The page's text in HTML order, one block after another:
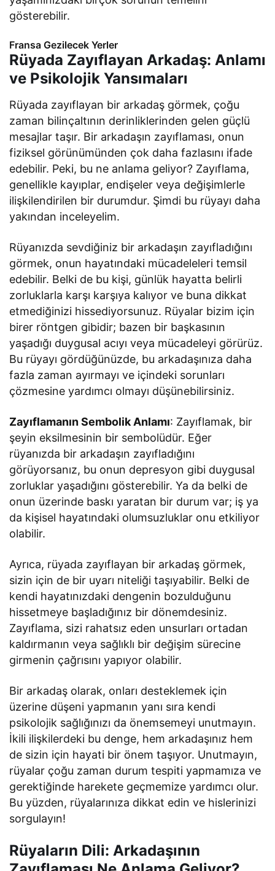
gösterebilir.
Fransa Gezilecek Yerler
Rüyada Zayıflayan Arkadaş: Anlamı
ve Psikolojik Yansımaları
Rüyada zayıflayan bir arkadaş görmek, çoğu
zaman bilinçaltının derinliklerinden gelen güçlü
mesajlar taşır. Bir arkadaşın zayıflaması, onun
fiziksel görünümünden çok daha fazlasını ifade
edebilir. Peki, bu ne anlama geliyor? Zayıflama,
genellikle kayıplar, endişeler veya değişimlerle
ilişkilendirilen bir durumdur. Şimdi bu rüyayı daha
yakından inceleyelim.
Rüyanızda sevdiğiniz bir arkadaşın zayıfladığını
görmek, onun hayatındaki mücadeleleri temsil
edebilir. Belki de bu kişi, günlük hayatta belirli
zorluklarla karşı karşıya kalıyor ve buna dikkat
etmediğinizi hissediyorsunuz. Rüyalar bizim için
birer röntgen gibidir; bazen bir başkasının
yaşadığı duygusal acıyı veya mücadeleyi görürüz.
Bu rüyayı gördüğünüzde, bu arkadaşınıza daha
fazla zaman ayırmayı ve içindeki sorunları
çözmesine yardımcı olmayı düşünebilirsiniz.
Zayıflamanın Sembolik Anlamı: Zayıflamak, bir
şeyin eksilmesinin bir sembolüdür. Eğer
rüyanızda bir arkadaşın zayıfladığını
görüyorsanız, bu onun depresyon gibi duygusal
zorluklar yaşadığını gösterebilir. Ya da belki de
onun üzerinde baskı yaratan bir durum var; iş ya
da kişisel hayatındaki olumsuzluklar onu etkiliyor
olabilir.
Ayrıca, rüyada zayıflayan bir arkadaş görmek,
sizin için de bir uyarı niteliği taşıyabilir. Belki de
kendi hayatınızdaki dengenin bozulduğunu
hissetmeye başladığınız bir dönemdesiniz.
Zayıflama, sizi rahatsız eden unsurları ortadan
kaldırmanın veya sağlıklı bir değişim sürecine
girmenin çağrısını yapıyor olabilir.
Bir arkadaş olarak, onları desteklemek için
üzerine düşeni yapmanın yanı sıra kendi
psikolojik sağlığınızı da önemsemeyi unutmayın.
İkili ilişkilerdeki bu denge, hem arkadaşınız hem
de sizin için hayati bir önem taşıyor. Unutmayın,
rüyalar çoğu zaman durum tespiti yapmamıza ve
gerektiğinde harekete geçmemize yardımcı olur.
Bu yüzden, rüyalarınıza dikkat edin ve hislerinizi
sorgulayın!
Rüyaların Dili: Arkadaşının